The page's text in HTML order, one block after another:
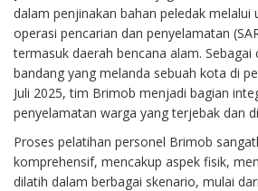
dalam penjinakan bahan peledak melalui
operasi pencarian dan penyelamatan
termasuk daerah bencana alam.
bandang yang melanda sebuah kota di
Juli 2025, tim Brimob menjadi bagian
penyelamatan warga yang terjebak dan
Proses pelatihan personel Brimob
komprehensif, mencakup aspek fisik,
dilatih dalam berbagai skenario, mulai